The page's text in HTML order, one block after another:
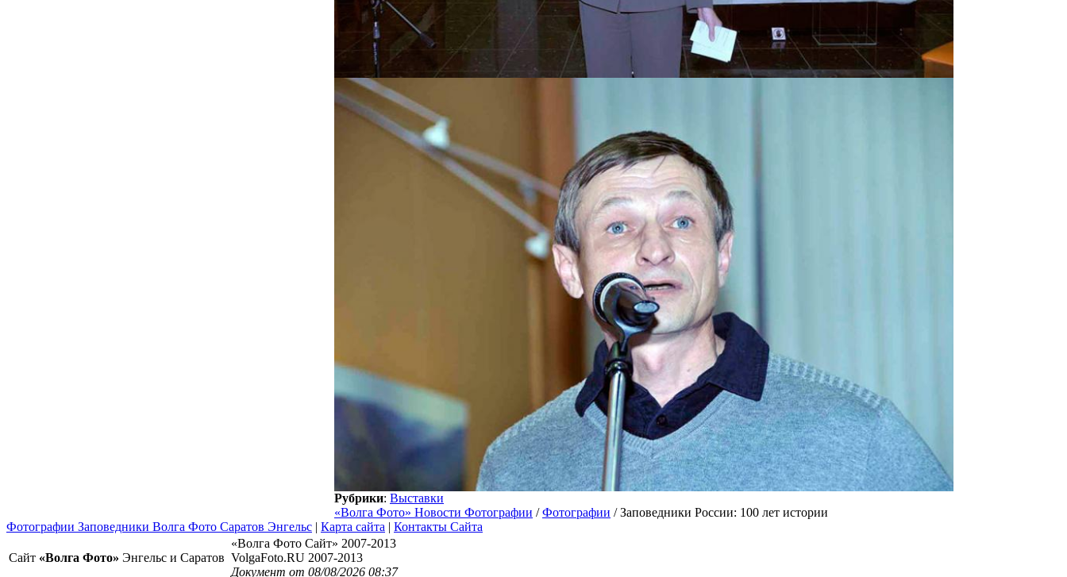
Рубрики: Выставки
«Волга Фото» Новости Фотографии /Фотографии / Заповедники России: 100 лет истории
Фотографии Заповедники Волга Фото Саратов Энгельс | Карта сайта | Контакты Сайта
Сайт «Волга Фото» Энгельс и Саратов
«Волга Фото Сайт» 2007-2013
VolgaFoto.RU 2007-2013
Документ от 08/08/2026 08:37